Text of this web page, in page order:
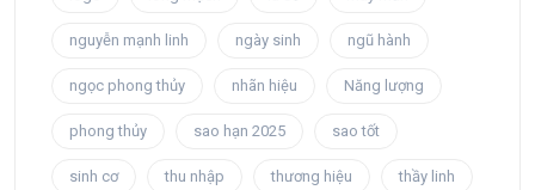
nguyễn mạnh linh ngày sinh ngũ hành
ngọc phong thủy nhãn hiệu Năng lượng
phong thủy sao hạn 2025 sao tốt
sinh cơ thu nhập thương hiệu thầy linh